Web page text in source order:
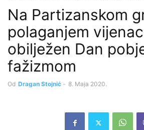
Na Partizanskom
polaganjem
obilježen Dan
fažizmom
Od Dragan Stojnić - 8. Maja 2020.